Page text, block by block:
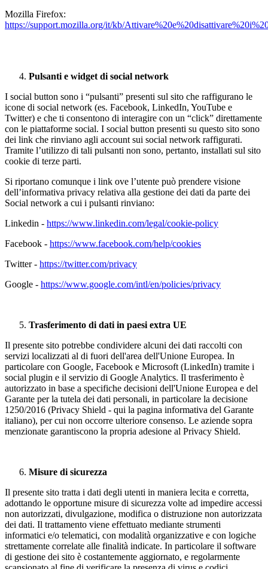
Mozilla Firefox:
https://support.mozilla.org/it/kb/
Pulsanti e widget di social network
I social button sono i “pulsanti” presenti sul sito che raffigurano le
icone di social network (es. Facebook, LinkedIn, YouTube e
Twitter) e che ti consentono di interagire con un “click” direttamente
con le piattaforme social. I social button presenti su questo sito sono
dei link che rinviano agli account sui social network raffigurati.
Tramite l’utilizzo di tali pulsanti non sono, pertanto, installati sul sito
cookie di terze parti.
Si riportano comunque i link ove l’utente può prendere visione
dell’informativa privacy relativa alla gestione dei dati da parte dei
Social network a cui i pulsanti rinviano:
Linkedin - https://www.linkedin.com/legal/cookie-policy
Facebook - https://www.facebook.com/help/cookies
Twitter - https://twitter.com/privacy
Google - https://www.google.com/intl/en/policies/privacy
Trasferimento di dati in paesi extra UE
Il presente sito potrebbe condividere alcuni dei dati raccolti con
servizi localizzati al di fuori dell'area dell'Unione Europea. In
particolare con Google, Facebook e Microsoft (LinkedIn) tramite i
social plugin e il servizio di Google Analytics. Il trasferimento è
autorizzato in base a specifiche decisioni dell'Unione Europea e del
Garante per la tutela dei dati personali, in particolare la decisione
1250/2016 (Privacy Shield - qui la pagina informativa del Garante
italiano), per cui non occorre ulteriore consenso. Le aziende sopra
menzionate garantiscono la propria adesione al Privacy Shield.
Misure di sicurezza
Il presente sito tratta i dati degli utenti in maniera lecita e corretta,
adottando le opportune misure di sicurezza volte ad impedire accessi
non autorizzati, divulgazione, modifica o distruzione non autorizzata
dei dati. Il trattamento viene effettuato mediante strumenti
informatici e/o telematici, con modalità organizzative e con logiche
strettamente correlate alle finalità indicate. In particolare il software
di gestione dei sito è costantemente aggiornato, e regolarmente